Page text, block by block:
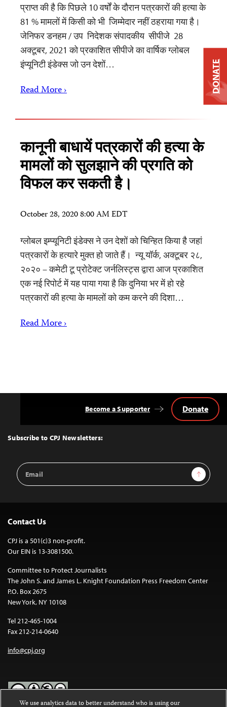
प्राप्त की है कि पिछले 10 वर्षों के दौरान पत्रकारों की हत्या के
81 % मामलों में किसी को भी जिम्मेदार नहीं ठहराया गया है।
जेनिफर डनहम / उप निदेशक संपादकीय सीपीजे 28
अक्टूबर, 2021 को प्रकाशित सीपीजे का वार्षिक ग्लोबल
इंप्यूनिटी इंडेक्स जो उन देशों…
Read More ›
कानूनी बाधायें पत्रकारों की हत्या के
मामलों को सुलझाने की प्रगति को
विफल कर सकती है।
October 28, 2020 8:00 AM EDT
ग्लोबल इम्प्यूनिटी इंडेक्स ने उन देशों को चिन्हित किया है जहां
पत्रकारों के हत्यारे मुक्त हो जाते हैं। न्यू यॉर्क, अक्टूबर २८,
२०२० – कमेटी टू प्रोटेक्ट जर्नलिस्ट्स द्वारा आज प्रकाशित
एक नई रिपोर्ट में यह पाया गया है कि दुनिया भर में हो रहे
पत्रकारों की हत्या के मामलों को कम करने की दिशा…
Read More ›
Top
Subscribe to CPJ Newsletters:
Email
Address
Sign Up
Become a Supporter Donate
Contact Us
CPJ is a 501(c)3 non-profit.
Our EIN is 13-3081500.
Committee to Protect Journalists
The John S. and James L. Knight Foundation Press Freedom Center
P.O. Box 2675
New York, NY 10108
Tel 212-465-1004
Fax 212-214-0640
info@cpj.org
DONATE
We use analytics data to better understand who is using our